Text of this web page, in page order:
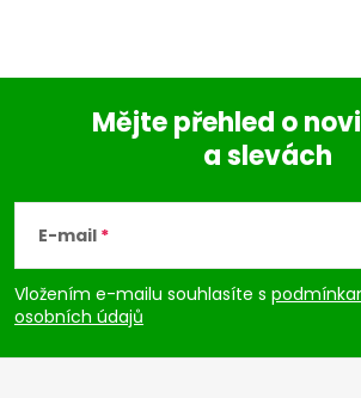
p
a
Mějte přehled o
a slevách
E-mail
Vložením e-mailu souhlasíte s
osobních údajů